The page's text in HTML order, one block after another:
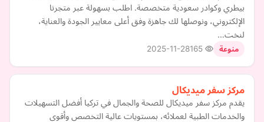
بيطري وكوادر سعودية متخصصة. اطلب بسهولة عبر متجرنا
الإلكتروني، ونوصلها لك جاهزة وفق أعلى معايير الجودة والعناية،
لنخت…
منوعة 2025-11-28
مركز سفر ميديكال
يقدم مركز سفر ميديكال للصحة والجمال في تركيا أفضل التسهيلات
والخدمات الطبية لعملائه، بمستويات عالية التخصص وأقوى